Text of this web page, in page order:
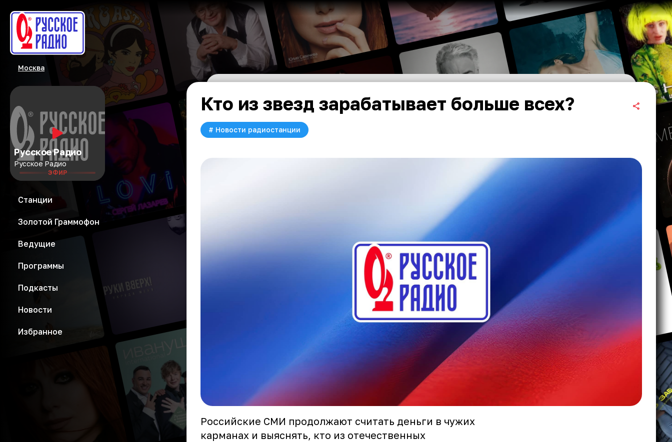
Москва
Русское Радио
Русское Радио
ЭФИР
Станции
Золотой Граммофон
Ведущие
Программы
Подкасты
Новости
Избранное
Кто из звезд зарабатывает больше всех?
# Новости радиостанции
Российские СМИ продолжают считать деньги в чужих
карманах и выяснять, кто из отечественных